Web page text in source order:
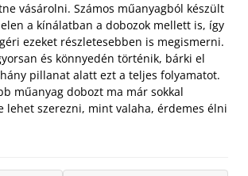
vásárolni. Számos műanyagból készült
a kínálatban a dobozok mellett is, így
ezeket részletesebben is megismerni.
és könnyedén történik, bárki el
pillanat alatt ezt a teljes folyamatot.
műanyag dobozt ma már sokkal
lehet szerezni, mint valaha, érdemes élni